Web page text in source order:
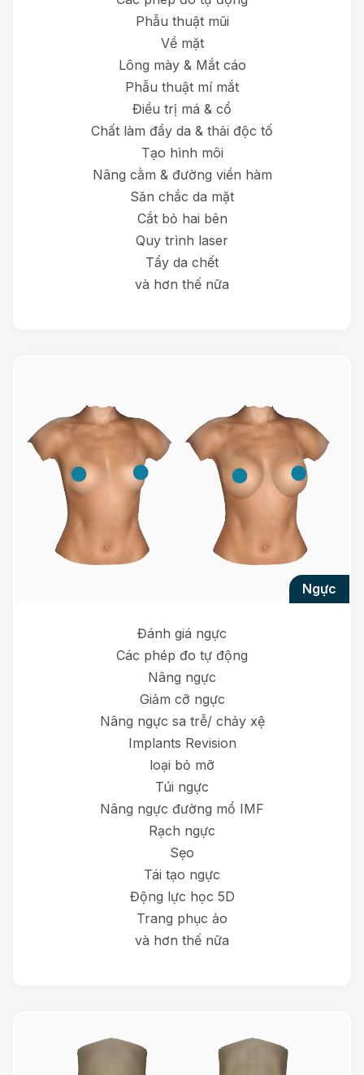
Phẫu thuật mũi
Về mặt
Lông mày & Mắt cáo
Phẫu thuật mí mắt
Điều trị má & cổ
Chất làm đầy da & thải độc tố
Tạo hình môi
Nâng cằm & đường viền hàm
Săn chắc da mặt
Cắt bỏ hai bên
Quy trình laser
Tẩy da chết
và hơn thế nữa
ngực
Đánh giá ngực
Các phép đo tự động
Nâng ngực
Giảm cỡ ngực
Nâng ngực sa trễ/ chảy xệ
Implants Revision
loại bỏ mỡ
Túi ngực
Nâng ngực đường mổ IMF
Rạch ngực
Sẹo
Tái tạo ngực
Động lực học 5D
Trang phục ảo
và hơn thế nữa